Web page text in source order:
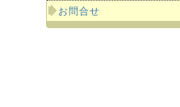
お問合せ